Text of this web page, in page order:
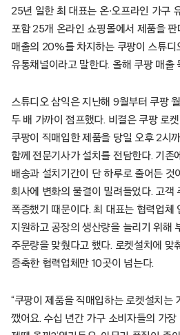
25년 일한 최 대표는 온∙오프라인 가구
포함 25개 온라인 쇼핑몰에서 제품을 판
매출의 20%를 차지하는 쿠팡이 스튜디
유통채널이라고 말한다. 올해 쿠팡 매출
스튜디오 삼익은 지난해 9월부터 쿠팡
두 배 가까이 점프했다. 비결은 쿠팡 로
쿠팡이 직매입한 제품을 당일 오후 2시
함께 전문기사가 설치를 전담한다. 기존
배송과 설치기간이 단 하루로 줄어든 것
회사에 변화의 물결이 밀려들었다. 고객
폭증했기 때문이다. 최 대표는 협력업체
지원하고 공장의 생산량을 늘리기 위해
주문량을 맞췄다고 했다. 로켓설치에 맞
증축한 협력업체만 10곳이 넘는다.
“쿠팡이 제품을 직매입하는 로켓설치는
깼어요. 수십 년간 가구 소비자들의 가장